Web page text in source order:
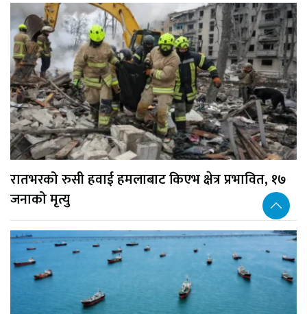
रातभरको रुसी हवाई हमलाबाट किएभ क्षेत्र प्रभावित, १७
जनाको मृत्यु